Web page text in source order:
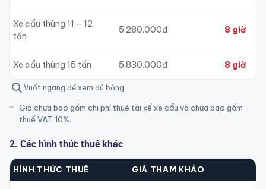
Xe cẩu thùng 11 – 12
tấn
5.280.000đ 8 giờ
Xe cẩu thùng 15 tấn 5.830.000đ 8 giờ
Vuốt ngang để xem đủ bảng
Giá chưa bao gồm chi phí thuê tài xế xe cẩu và chưa bao gồm
thuế VAT 10%.
2. Các hình thức thuê khác
HÌNH THỨC THUÊ GIÁ THAM KHẢO